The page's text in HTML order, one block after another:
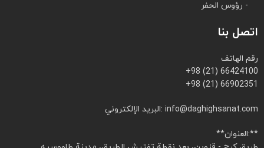
- رؤوس الحفر
اتصل بنا
رقم الهاتف
+98 (21) 66424100
+98 (21) 66902351
البريد الإلكتروني: info@daghighsanat.com
**العنوان:**